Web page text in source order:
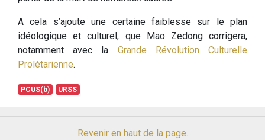
A cela s’ajoute une certaine faiblesse sur le plan
idéologique et culturel, que Mao Zedong corrigera,
notamment avec la Grande Révolution Culturelle
Prolétarienne.
PCUS(b) URSS
Revenir en haut de la page.